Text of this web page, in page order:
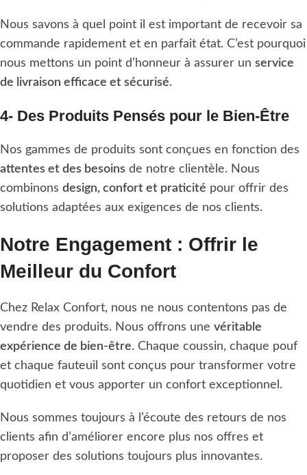
Nous savons à quel point il est important de recevoir sa
commande rapidement et en parfait état. C’est pourquoi
nous mettons un point d’honneur à assurer un service
de livraison efficace et sécurisé.
4- Des Produits Pensés pour le Bien-Être
Nos gammes de produits sont conçues en fonction des
attentes et des besoins de notre clientèle. Nous
combinons design, confort et praticité pour offrir des
solutions adaptées aux exigences de nos clients.
Notre Engagement : Offrir le
Meilleur du Confort
Chez Relax Confort, nous ne nous contentons pas de
vendre des produits. Nous offrons une véritable
expérience de bien-être. Chaque coussin, chaque pouf
et chaque fauteuil sont conçus pour transformer votre
quotidien et vous apporter un confort exceptionnel.
Nous sommes toujours à l’écoute des retours de nos
clients afin d’améliorer encore plus nos offres et
proposer des solutions toujours plus innovantes.